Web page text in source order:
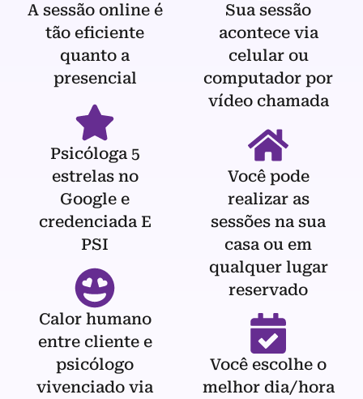
A sessão online é
tão eficiente
quanto a
presencial
Psicóloga 5
estrelas no
Google e
credenciada E
PSI
Calor humano
entre cliente e
psicólogo
vivenciado via
Sua sessão
acontece via
celular ou
computador por
vídeo chamada
Você pode
realizar as
sessões na sua
casa ou em
qualquer lugar
reservado
Você escolhe o
melhor dia/hora